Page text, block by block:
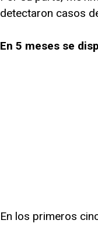
detectaron casos
En 5 meses se
En los primeros